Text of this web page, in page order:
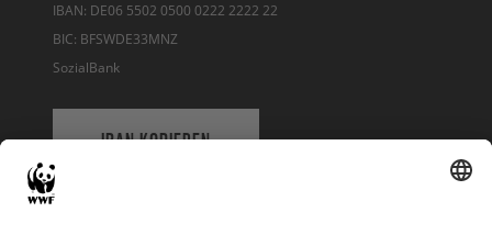
IBAN: DE06 5502 0500 0222 2222 22
BIC: BFSWDE33MNZ
SozialBank
IBAN KOPIEREN